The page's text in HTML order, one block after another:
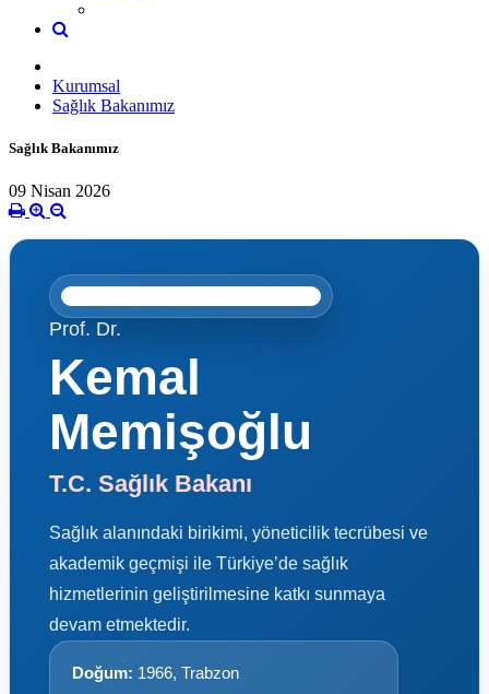
Kurumsal
Sağlık Bakanımız
Sağlık Bakanımız
09 Nisan 2026
Prof. Dr.
Kemal
Memişoğlu
T.C. Sağlık Bakanı
Sağlık alanındaki birikimi, yöneticilik tecrübesi ve
akademik geçmişi ile Türkiye’de sağlık
hizmetlerinin geliştirilmesine katkı sunmaya
devam etmektedir.
Doğum: 1966, Trabzon